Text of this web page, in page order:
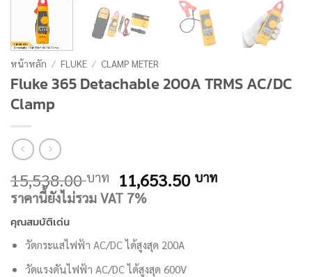
หน้าหลัก / FLUKE / CLAMP METER
Fluke 365 Detachable 200A TRMS AC/DC
Clamp
15,538.00บาท Original
price
11,653.50 บาทCurrent
ราคานี้ยังไม่รวม VAT 7%
คุณสมบัติเด่น
วัดกระแสไฟฟ้า AC/DC ได้สูงสุด 200A
วัดแรงดันไฟฟ้า AC/DC ได้สูงสุด 600V